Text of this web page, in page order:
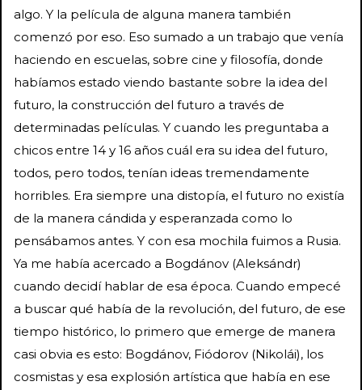
algo. Y la película de alguna manera también
comenzó por eso. Eso sumado a un trabajo que venía
haciendo en escuelas, sobre cine y filosofía, donde
habíamos estado viendo bastante sobre la idea del
futuro, la construcción del futuro a través de
determinadas películas. Y cuando les preguntaba a
chicos entre 14 y 16 años cuál era su idea del futuro,
todos, pero todos, tenían ideas tremendamente
horribles. Era siempre una distopía, el futuro no existía
de la manera cándida y esperanzada como lo
pensábamos antes. Y con esa mochila fuimos a Rusia.
Ya me había acercado a Bogdánov (Aleksándr)
cuando decidí hablar de esa época. Cuando empecé
a buscar qué había de la revolución, del futuro, de ese
tiempo histórico, lo primero que emerge de manera
casi obvia es esto: Bogdánov, Fiódorov (Nikolái), los
cosmistas y esa explosión artística que había en ese